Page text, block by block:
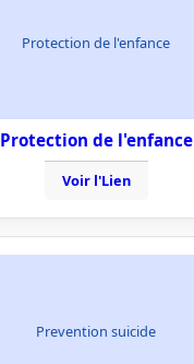
Protection de l'enfance
Protection de l'enfance
Voir l'Lien
Prevention suicide